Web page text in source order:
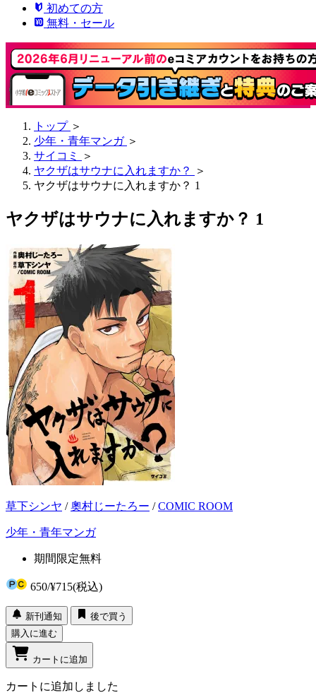
初めての方
無料・セール
トップ ＞
少年・青年マンガ ＞
サイコミ
＞
ヤクザはサウナに入れますか？
＞
ヤクザはサウナに入れますか？ 1
ヤクザはサウナに入れますか？ 1
草下シンヤ /奧村じーたろー /COMIC ROOM
少年・青年マンガ
期間限定無料
650/¥715(税込)
新刊通知
後で買う
購入に進む
カートに追加
カートに追加しました